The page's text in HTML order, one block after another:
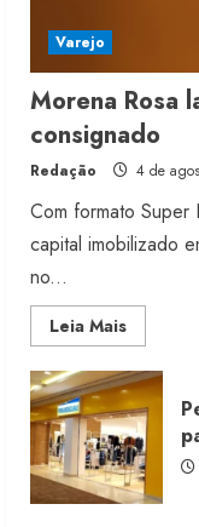
Varejo
Morena Rosa
consignado
Redação 4 de
Com formato Super
capital imobilizado
no...
Leia MaisRead
more
Morena
Rosa
lança
franquia
com
estoque